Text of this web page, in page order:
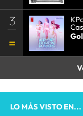
3
LO MÁS VISTO EN...